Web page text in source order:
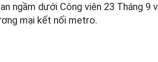
ngầm dưới Công viên 23 Tháng
mại kết nối metro.